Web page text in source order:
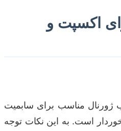
اکسپت و
ژورنال مناسب برای سابمیت
است. به این نکات توجه